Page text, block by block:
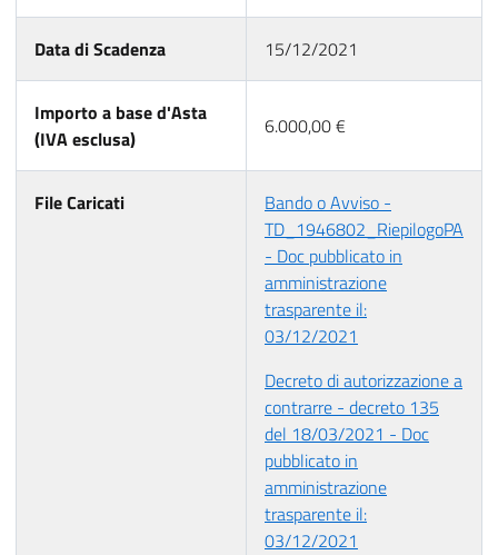
Data di Scadenza 15/12/2021
Importo a base d'Asta
(IVA esclusa)
6.000,00 €
File Caricati
Bando o Avviso -
TD_1946802_RiepilogoPA
- Doc pubblicato in
amministrazione
trasparente il:
03/12/2021
Decreto di autorizzazione a
contrarre - decreto 135
del 18/03/2021 - Doc
pubblicato in
amministrazione
trasparente il:
03/12/2021